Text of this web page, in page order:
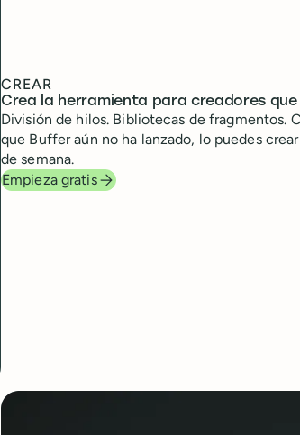
CREAR
Crea la herramienta para creadores
División de hilos. Bibliotecas de fragmentos.
que Buffer aún no ha lanzado, lo puedes
de semana.
Empieza gratis